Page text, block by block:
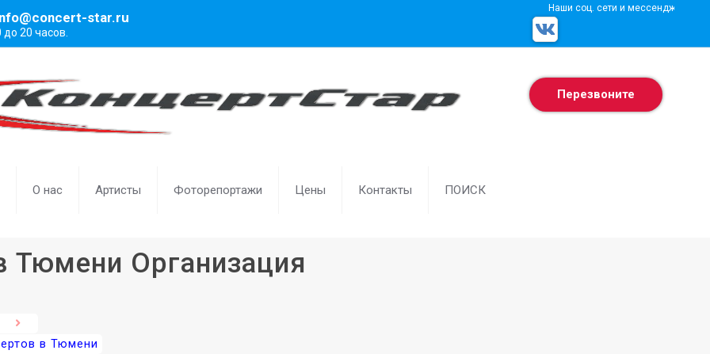
star.ru
до 20 часов.
Наши соц. сети и мессенджеры
О нас Артисты Фоторепортажи Цены Контакты ПОИСК
Перезвоните
Тюмени Организация
в Тюмени